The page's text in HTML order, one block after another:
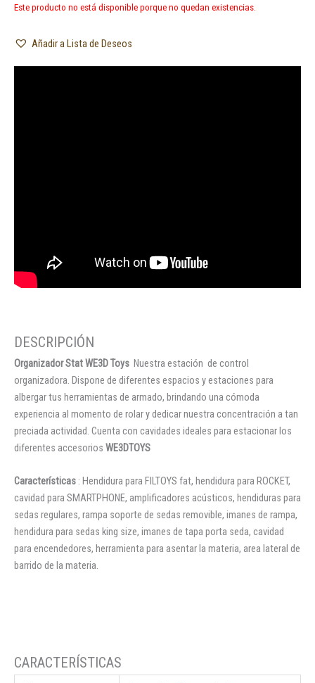
Este producto no está disponible porque no quedan existencias.
Añadir a Lista de Deseos
Organizador Stat WE3D Toys Nuestra estación de control
organizadora. Dispone de diferentes espacios y estaciones para
albergar tus herramientas de armado, brindando una cómoda
experiencia al momento de rolar y dedicar nuestra concentración a tan
preciada actividad. Cuenta con cavidades ideales para estacionar los
diferentes accesorios WE3DTOYS
Características : Hendidura para FILTOYS fat, hendidura para ROCKET,
cavidad para SMARTPHONE, amplificadores acústicos, hendiduras para
sedas regulares, rampa soporte de sedas removible, imanes de rampa,
hendidura para sedas king size, imanes de tapa porta seda, cavidad
para encendedores, herramienta para asentar la materia, area lateral de
barrido de la materia.